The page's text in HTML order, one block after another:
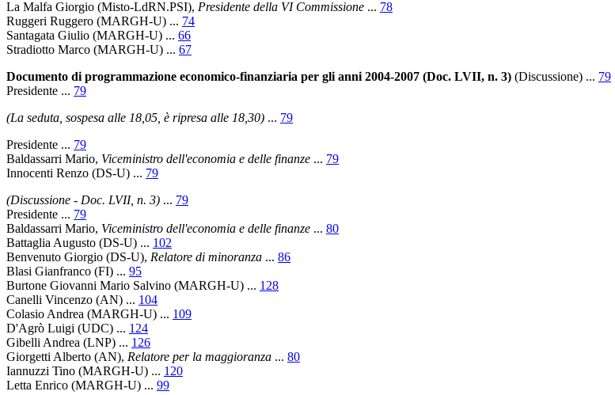
La Malfa Giorgio (Misto-LdRN.PSI), Presidente della VI Commissione ... 78
Ruggeri Ruggero (MARGH-U) ... 74
Santagata Giulio (MARGH-U) ... 66
Stradiotto Marco (MARGH-U) ... 67
Documento di programmazione economico-finanziaria per gli anni 2004-2007 (Doc. LVII, n. 3) (Discussione) ... 79
Presidente ... 79
(La seduta, sospesa alle 18,05, è ripresa alle 18,30) ... 79
Presidente ... 79
Baldassarri Mario, Viceministro dell'economia e delle finanze ... 79
Innocenti Renzo (DS-U) ... 79
(Discussione - Doc. LVII, n. 3) ... 79
Presidente ... 79
Baldassarri Mario, Viceministro dell'economia e delle finanze ... 80
Battaglia Augusto (DS-U) ... 102
Benvenuto Giorgio (DS-U), Relatore di minoranza ... 86
Blasi Gianfranco (FI) ... 95
Burtone Giovanni Mario Salvino (MARGH-U) ... 128
Canelli Vincenzo (AN) ... 104
Colasio Andrea (MARGH-U) ... 109
D'Agrò Luigi (UDC) ... 124
Gibelli Andrea (LNP) ... 126
Giorgetti Alberto (AN), Relatore per la maggioranza ... 80
Iannuzzi Tino (MARGH-U) ... 120
Letta Enrico (MARGH-U) ... 99